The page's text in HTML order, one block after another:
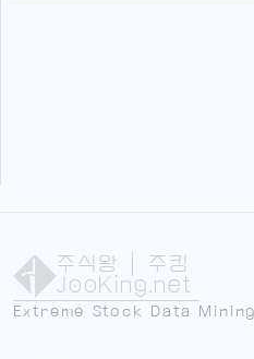
주식왕 | 주킹
JooKing.net
Extreme Stock Data Mining